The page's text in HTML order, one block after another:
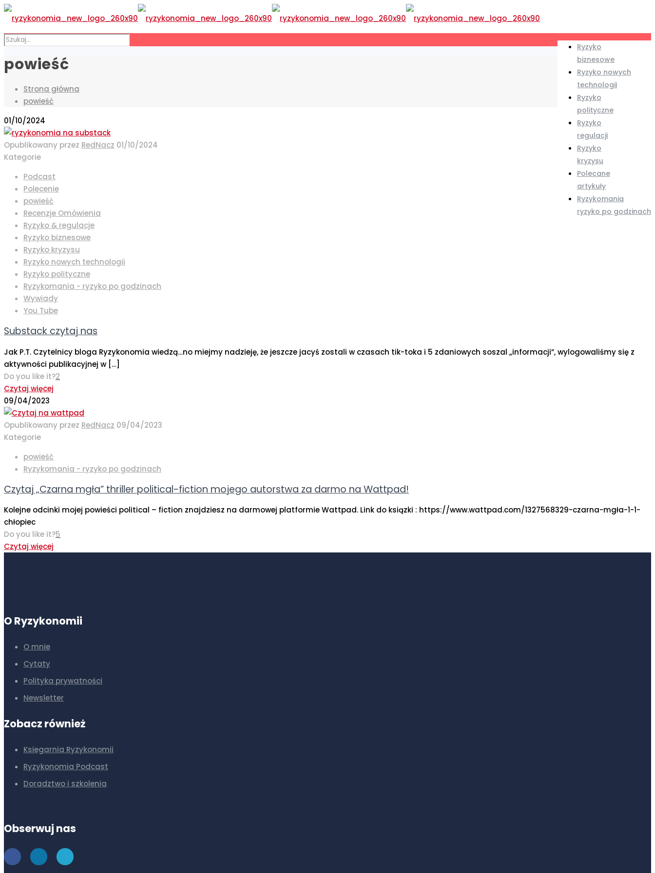
Ryzyko
biznesowe
Ryzyko nowych
technologii
Ryzyko
polityczne
Ryzyko
regulacji
Ryzyko
kryzysu
Polecane
artykuły
Ryzykomania
ryzyko po godzinach
powieść
Strona główna
powieść
01/10/2024
Opublikowany przez RedNacz 01/10/2024
Kategorie
Podcast
Polecenie
powieść
Recenzje Omówienia
Ryzyko & regulacje
Ryzyko biznesowe
Ryzyko kryzysu
Ryzyko nowych technologii
Ryzyko polityczne
Ryzykomania - ryzyko po godzinach
Wywiady
You Tube
Substack czytaj nas
Jak P.T. Czytelnicy bloga Ryzykonomia wiedzą…no miejmy nadzieję, że jeszcze jacyś zostali w czasach tik-toka i 5 zdaniowych soszal „informacji”, wylogowaliśmy się z
aktywności publikacyjnej w […]
Do you like it?2
Czytaj więcej
09/04/2023
Opublikowany przez RedNacz 09/04/2023
Kategorie
powieść
Ryzykomania - ryzyko po godzinach
Czytaj „Czarna mgła” thriller political-fiction mojego autorstwa za darmo na Wattpad!
Kolejne odcinki mojej powieści political – fiction znajdziesz na darmowej platformie Wattpad. Link do ksiązki : https://www.wattpad.com/1327568329-czarna-mgła-1-1-
chłopiec
Do you like it?5
Czytaj więcej
O Ryzykonomii
O mnie
Cytaty
Polityka prywatności
Newsletter
Zobacz również
Ksiegarnia Ryzykonomii
Ryzykonomia Podcast
Doradztwo i szkolenia
Obserwuj nas